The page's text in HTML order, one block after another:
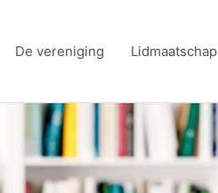
De vereniging Lidmaatschap